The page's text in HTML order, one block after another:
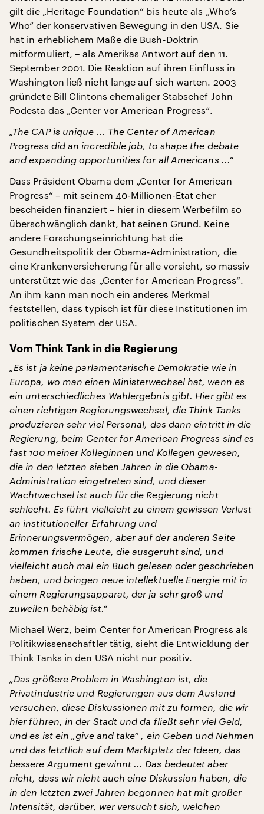
gilt die „Heritage Foundation“ bis heute als „Who’s
Who“ der konservativen Bewegung in den USA. Sie
hat in erheblichem Maße die Bush-Doktrin
mitformuliert, – als Amerikas Antwort auf den 11.
September 2001. Die Reaktion auf ihren Einfluss in
Washington ließ nicht lange auf sich warten. 2003
gründete Bill Clintons ehemaliger Stabschef John
Podesta das „Center vor American Progress“.
„The CAP is unique ... The Center of American
Progress did an incredible job, to shape the debate
and expanding opportunities for all Americans ...“
Dass Präsident Obama dem „Center for American
Progress“ – mit seinem 40-Millionen-Etat eher
bescheiden finanziert – hier in diesem Werbefilm so
überschwänglich dankt, hat seinen Grund. Keine
andere Forschungseinrichtung hat die
Gesundheitspolitik der Obama-Administration, die
eine Krankenversicherung für alle vorsieht, so massiv
unterstützt wie das „Center for American Progress“.
An ihm kann man noch ein anderes Merkmal
feststellen, dass typisch ist für diese Institutionen im
politischen System der USA.
Vom Think Tank in die Regierung
„Es ist ja keine parlamentarische Demokratie wie in
Europa, wo man einen Ministerwechsel hat, wenn es
ein unterschiedliches Wahlergebnis gibt. Hier gibt es
einen richtigen Regierungswechsel, die Think Tanks
produzieren sehr viel Personal, das dann eintritt in die
Regierung, beim Center for American Progress sind es
fast 100 meiner Kolleginnen und Kollegen gewesen,
die in den letzten sieben Jahren in die Obama-
Administration eingetreten sind, und dieser
Wachtwechsel ist auch für die Regierung nicht
schlecht. Es führt vielleicht zu einem gewissen Verlust
an institutioneller Erfahrung und
Erinnerungsvermögen, aber auf der anderen Seite
kommen frische Leute, die ausgeruht sind, und
vielleicht auch mal ein Buch gelesen oder geschrieben
haben, und bringen neue intellektuelle Energie mit in
einem Regierungsapparat, der ja sehr groß und
zuweilen behäbig ist.“
Michael Werz, beim Center for American Progress als
Politikwissenschaftler tätig, sieht die Entwicklung der
Think Tanks in den USA nicht nur positiv.
„Das größere Problem in Washington ist, die
Privatindustrie und Regierungen aus dem Ausland
versuchen, diese Diskussionen mit zu formen, die wir
hier führen, in der Stadt und da fließt sehr viel Geld,
und es ist ein „give and take“ , ein Geben und Nehmen
und das letztlich auf dem Marktplatz der Ideen, das
bessere Argument gewinnt ... Das bedeutet aber
nicht, dass wir nicht auch eine Diskussion haben, die
in den letzten zwei Jahren begonnen hat mit großer
Intensität, darüber, wer versucht sich, welchen